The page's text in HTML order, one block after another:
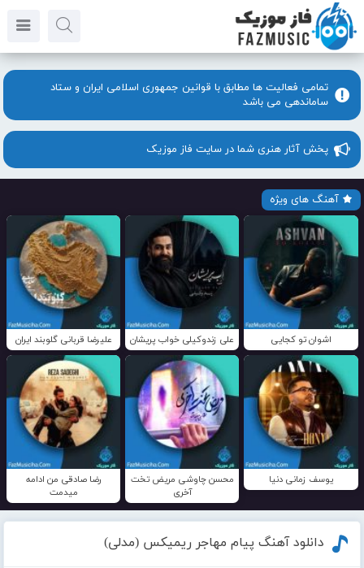
تمامی فعالیت ها مطابق با قوانین جمهوری اسلامی ایران و ستاد
ساماندهی می باشد
پخش آثار هنری شما در سایت فاز موزیک
آهنگ های ویژه
اشوان تو کجایی علی زندوکیلی خواب پریشان علیرضا قربانی گلوبند ایران
یوسف زمانی دنیا
محسن چاوشی مریض تخت
آخری
رضا صادقی من ادامه
میدمت
دانلود آهنگ پیام مهاجر ریمیکس (مدلی)